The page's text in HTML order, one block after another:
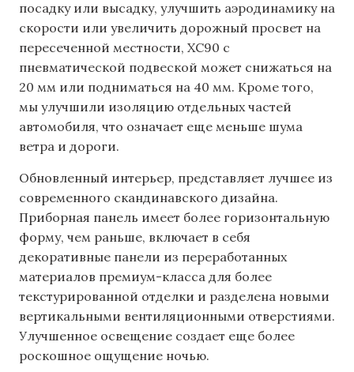
посадку или высадку, улучшить аэродинамику на
скорости или увеличить дорожный просвет на
пересеченной местности, XC90 с
пневматической подвеской может снижаться на
20 мм или подниматься на 40 мм. Кроме того,
мы улучшили изоляцию отдельных частей
автомобиля, что означает еще меньше шума
ветра и дороги.
Обновленный интерьер, представляет лучшее из
современного скандинавского дизайна.
Приборная панель имеет более горизонтальную
форму, чем раньше, включает в себя
декоративные панели из переработанных
материалов премиум-класса для более
текстурированной отделки и разделена новыми
вертикальными вентиляционными отверстиями.
Улучшенное освещение создает еще более
роскошное ощущение ночью.